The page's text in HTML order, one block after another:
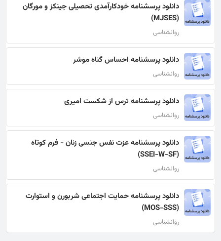
دانلود پرسشنامه خودکارآمدی تحصیلی جينکز و مورگان
(MJSES)
روانشناسی
دانلود پرسشنامه احساس گناه موشر
روانشناسی
دانلود پرسشنامه ترس از شکست امیری
روانشناسی
دانلود پرسشنامه عزت نفس جنسی زنان - فرم کوتاه
(SSEI-W-SF)
روانشناسی
دانلود پرسشنامه حمایت اجتماعی شربورن و استوارت
(MOS-SSS)
روانشناسی